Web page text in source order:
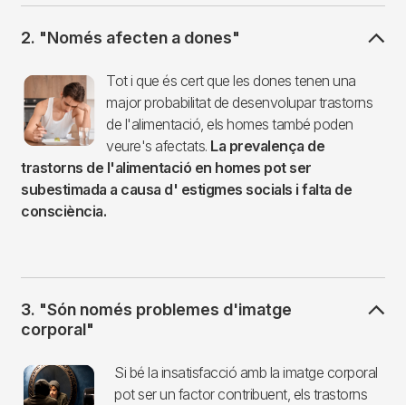
2. "Només afecten a dones"
Imagen
Tot i que és cert que les dones tenen una
major probabilitat de desenvolupar trastorns
de l'alimentació, els homes també poden
veure's afectats. La prevalença de
trastorns de l'alimentació en homes pot ser
subestimada a causa d' estigmes socials i falta de
consciència.
3. "Són només problemes d'imatge
corporal"
Imagen
Si bé la insatisfacció amb la imatge corporal
pot ser un factor contribuent, els trastorns